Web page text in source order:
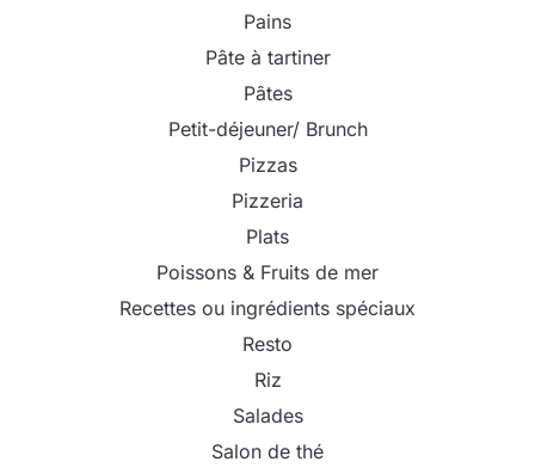
Pains
Pâte à tartiner
Pâtes
Petit-déjeuner/ Brunch
Pizzas
Pizzeria
Plats
Poissons & Fruits de mer
Recettes ou ingrédients spéciaux
Resto
Riz
Salades
Salon de thé